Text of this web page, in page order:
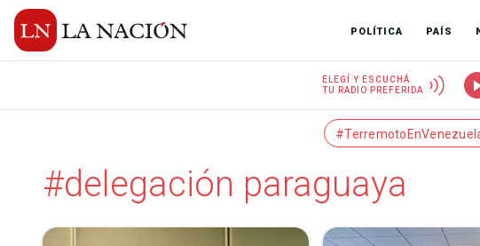
POLÍTICA PAÍS
ELEGÍ Y ESCUCHÁ
TU RADIO PREFERIDA
#delegación paraguaya